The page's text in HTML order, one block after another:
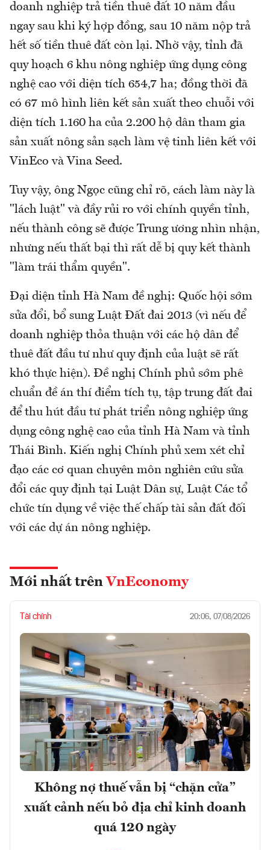
doanh nghiệp trả tiền thuê đất 10 năm đầu
ngay sau khi ký hợp đồng, sau 10 năm nộp trả
hết số tiền thuê đất còn lại. Nhờ vậy, tỉnh đã
quy hoạch 6 khu nông nghiệp ứng dụng công
nghệ cao với diện tích 654,7 ha; đồng thời đã
có 67 mô hình liên kết sản xuất theo chuỗi với
diện tích 1.160 ha của 2.200 hộ dân tham gia
sản xuất nông sản sạch làm vệ tinh liên kết với
VinEco và Vina Seed.
Tuy vậy, ông Ngọc cũng chỉ rõ, cách làm này là
"lách luật" và đầy rủi ro với chính quyền tỉnh,
nếu thành công sẽ được Trung ương nhìn nhận,
nhưng nếu thất bại thì rất dễ bị quy kết thành
"làm trái thẩm quyền".
Đại diện tỉnh Hà Nam đề nghị: Quốc hội sớm
sửa đổi, bổ sung Luật Đất đai 2013 (vì nếu để
doanh nghiệp thỏa thuận với các hộ dân để
thuê đất đầu tư như quy định của luật sẽ rất
khó thực hiện). Đề nghị Chính phủ sớm phê
chuẩn đề án thí điểm tích tụ, tập trung đất đai
để thu hút đầu tư phát triển nông nghiệp ứng
dụng công nghệ cao của tỉnh Hà Nam và tỉnh
Thái Bình. Kiến nghị Chính phủ xem xét chỉ
đạo các cơ quan chuyên môn nghiên cứu sửa
đổi các quy định tại Luật Dân sự, Luật Các tổ
chức tín dụng về việc thế chấp tài sản đất đối
với các dự án nông nghiệp.
Mới nhất trên VnEconomy
Tài chính 20:06, 07/08/2026
Không nợ thuế vẫn bị “chặn cửa”
xuất cảnh nếu bỏ địa chỉ kinh doanh
quá 120 ngày